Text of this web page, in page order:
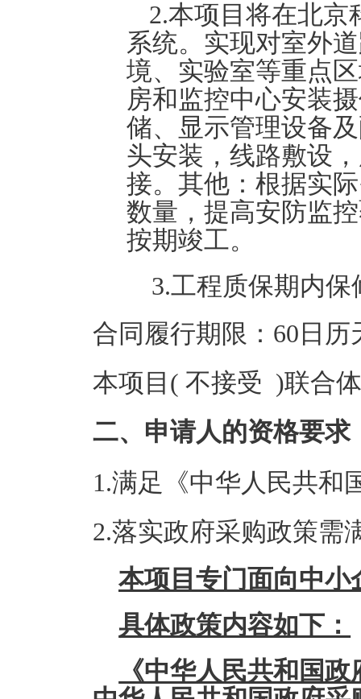
2.本项目将在北京
系统。实现对室外
境、实验室等重点
房和监控中心安装
储、显示管理设备
头安装，线路敷设
接。其他：根据实
数量，提高安防监
按期竣工。
3.工程质保期内保
合同履行期限：60日历
本项目( 不接受 )联合
二、申请人的资格要求
1.满足《中华人民共和
2.落实政府采购政策需
本项目专门面向中小
具体政策内容如下：
《中华人民共和国